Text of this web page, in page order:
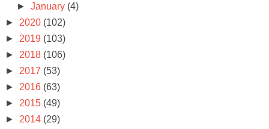
►January (4)
► 2020 (102)
► 2019 (103)
► 2018 (106)
► 2017 (53)
► 2016 (63)
► 2015 (49)
► 2014 (29)